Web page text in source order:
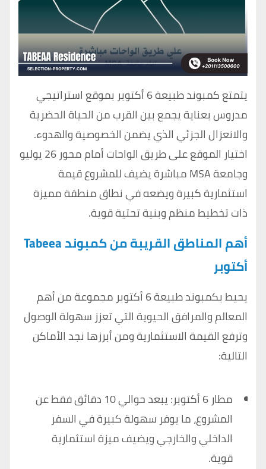
يتمتع كمبوند طبيعة 6 أكتوبر بموقع استراتيجي
مدروس بعناية يجمع بين القرب من الحياة الحضرية
والانعزال الجزئي الذي يضمن الخصوصية والهدوء.
اختيار الموقع على طريق الواحات أمام محور 26 يوليو
وجامعة MSA مباشرة يضيف للمشروع قيمة
استثمارية كبيرة ويضعه في نطاق منطقة مميزة
ذات تخطيط منظم وبنية تحتية قوية.
أهم المناطق القريبة من كمبوند Tabeea
أكتوبر
يحيط بكمبوند طبيعة 6 أكتوبر مجموعة من أهم
المعالم والمرافق الحيوية التي تعزز سهولة الوصول
وترفع القيمة الاستثمارية ومن أبرزها نجد الأماكن
التالية:
مطار 6 أكتوبر: يبعد حوالي 10 دقائق فقط عن
المشروع، ما يوفر سهولة كبيرة في السفر
الداخلي والخارجي ويضيف ميزة استثمارية
قوية.